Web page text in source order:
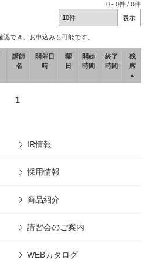
0 -0件 /0件
でき、お申込みも可能です。
講師
名
開催日
時
曜
日
開始
時間
終了
時間
残
席
▲
1
IR情報
採用情報
商品紹介
講習会のご案内
WEBカタログ